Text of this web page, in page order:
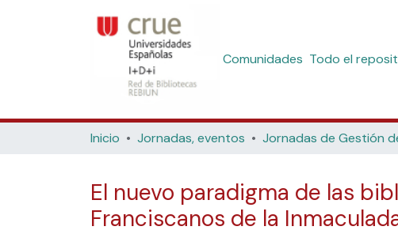
Comunidades Todo el
Inicio Jornadas, eventos
El nuevo paradigma de las
Franciscanos de la